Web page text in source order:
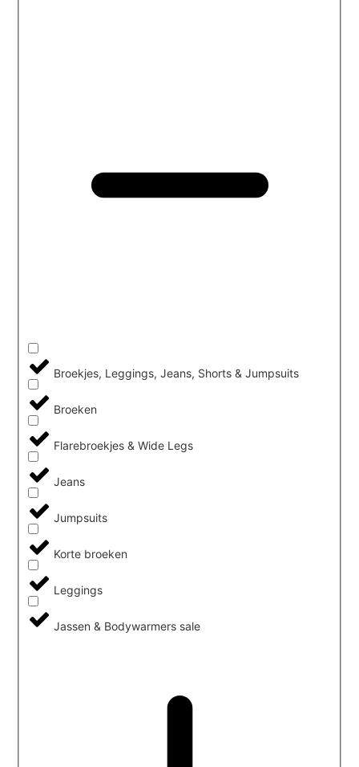
Broekjes, Leggings, Jeans, Shorts & Jumpsuits
Broeken
Flarebroekjes & Wide Legs
Jeans
Jumpsuits
Korte broeken
Leggings
Jassen & Bodywarmers sale